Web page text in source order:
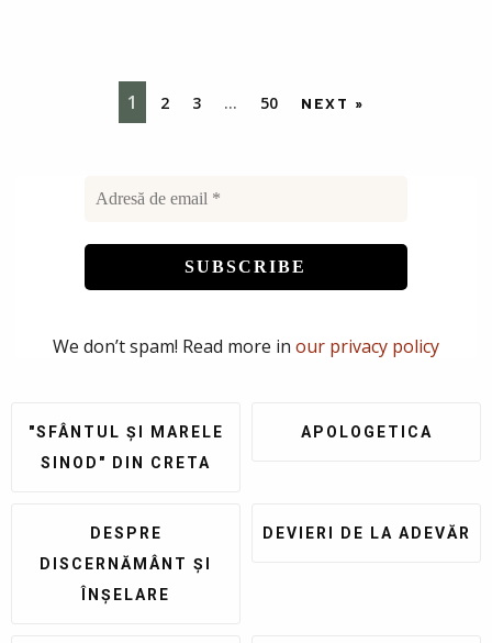
1 2 3 … 50 NEXT »
We don’t spam! Read more in our privacy policy
"SFÂNTUL ȘI MARELE
SINOD" DIN CRETA
APOLOGETICA
DESPRE
DISCERNĂMÂNT ȘI
ÎNȘELARE
DEVIERI DE LA ADEVĂR